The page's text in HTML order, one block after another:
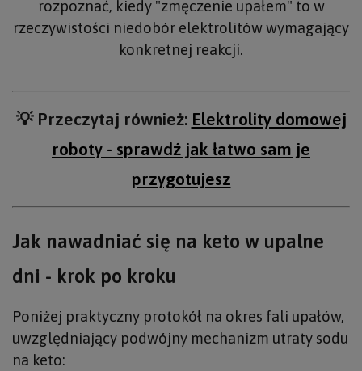
rozpoznać, kiedy "zmęczenie upałem" to w
rzeczywistości niedobór elektrolitów wymagający
konkretnej reakcji.
💡 Przeczytaj również: Elektrolity domowej
roboty - sprawdź jak łatwo sam je
przygotujesz
Jak nawadniać się na keto w upalne
dni - krok po kroku
Poniżej praktyczny protokół na okres fali upałów,
uwzględniający podwójny mechanizm utraty sodu
na keto: